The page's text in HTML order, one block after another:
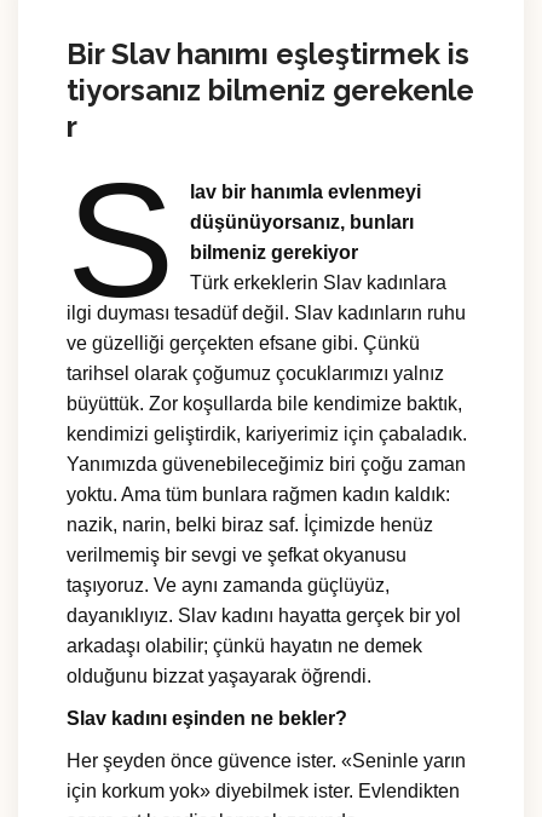
Bir Slav hanımı eşleştirmek is
tiyorsanız bilmeniz gerekenle
r
S
lav bir hanımla evlenmeyi
düşünüyorsanız, bunları
bilmeniz gerekiyor
Türk erkeklerin Slav kadınlara
ilgi duyması tesadüf değil. Slav kadınların ruhu
ve güzelliği gerçekten efsane gibi. Çünkü
tarihsel olarak çoğumuz çocuklarımızı yalnız
büyüttük. Zor koşullarda bile kendimize baktık,
kendimizi geliştirdik, kariyerimiz için çabaladık.
Yanımızda güvenebileceğimiz biri çoğu zaman
yoktu. Ama tüm bunlara rağmen kadın kaldık:
nazik, narin, belki biraz saf. İçimizde henüz
verilmemiş bir sevgi ve şefkat okyanusu
taşıyoruz. Ve aynı zamanda güçlüyüz,
dayanıklıyız. Slav kadını hayatta gerçek bir yol
arkadaşı olabilir; çünkü hayatın ne demek
olduğunu bizzat yaşayarak öğrendi.
Slav kadını eşinden ne bekler?
Her şeyden önce güvence ister. «Seninle yarın
için korkum yok» diyebilmek ister. Evlendikten